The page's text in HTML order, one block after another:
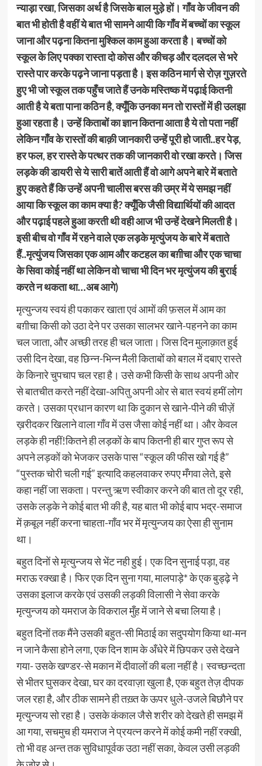
न्याड़ा रखा, जिसका अर्थ है जिसके बाल मुड़े हों। गाँव के जीवन की
बात भी होती है वहीं ये बात भी सामने आयी कि गाँव में बच्चों का स्कूल
जाना और पढ़ना कितना मुश्किल काम हुआ करता है। बच्चों को
स्कूल के लिए पक्का रास्ता दो कोस और कीचड़ और दलदल से भरे
रास्ते पार करके पढ़ने जाना पड़ता है। इस कठिन मार्ग से रोज़ गुज़रते
हुए भी जो स्कूल तक पहुँच जाते हैं उनके मस्तिष्क में पढ़ाई कितनी
आती है ये बता पाना कठिन है, क्यूँकि उनका मन तो रास्तों में ही उलझा
हुआ रहता है। उन्हें किताबों का ज्ञान कितना आता है ये तो पता नहीं
लेकिन गाँव के रास्तों की बाक़ी जानकारी उन्हें पूरी हो जाती..हर पेड़,
हर फल, हर रास्ते के पत्थर तक की जानकारी वो रखा करते। जिस
लड़के की डायरी से ये सारी बातें आती हैं वो आगे अपने बारे में बताते
हुए कहते हैं कि उन्हें अपनी चालीस बरस की उम्र में ये समझ नहीं
आया कि स्कूल का काम क्या है? क्यूँकि जैसी विद्यार्थियों की आदत
और पढ़ाई पहले हुआ करती थी वही आज भी उन्हें देखने मिलती है।
इसी बीच वो गाँव में रहने वाले एक लड़के मृत्युंजय के बारे में बताते
हैं..मृत्युंजय जिसका एक आम और कटहल का बग़ीचा और एक चाचा
के सिवा कोई नहीं था लेकिन वो चाचा भी दिन भर मृत्युंजय की बुराई
करते न थकता था…अब आगे)
मृत्युन्जय स्वयं ही पकाकर खाता एवं आमों की फ़सल में आम का
बग़ीचा किसी को उठा देने पर उसका सालभर खाने-पहनने का काम
चल जाता, और अच्छी तरह ही चल जाता। जिस दिन मुलाक़ात हुई
उसी दिन देखा, वह छिन्न-भिन्न मैली किताबों को बग़ल में दबाए रास्ते
के किनारे चुपचाप चल रहा है। उसे कभी किसी के साथ अपनी ओर
से बातचीत करते नहीं देखा-अपितु अपनी ओर से बात स्वयं हमीं लोग
करते। उसका प्रधान कारण था कि दुकान से खाने-पीने की चीज़ें
ख़रीदकर खिलाने वाला गाँव में उस जैसा कोई नहीं था। और केवल
लड़के ही नहीं!कितने ही लड़कों के बाप कितनी ही बार गुप्त रूप से
अपने लड़कों को भेजकर उसके पास “स्कूल की फीस खो गई है”
“पुस्तक चोरी चली गई” इत्यादि कहलवाकर रुपए मँगवा लेते, इसे
कहा नहीं जा सकता। परन्तु ऋण स्वीकार करने की बात तो दूर रही,
उसके लड़के ने कोई बात भी की है, यह बात भी कोई बाप भद्र-समाज
में क़बूल नहीं करना चाहता-गाँव भर में मृत्युन्जय का ऐसा ही सुनाम
था।
बहुत दिनों से मृत्युन्जय से भेंट नही हुई। एक दिन सुनाई पड़ा, वह
मराऊ रक्खा है। फिर एक दिन सुना गया, मालपाड़े* के एक बुड्ढ़े ने
उसका इलाज करके एवं उसकी लड़की विलासी ने सेवा करके
मृत्युन्जय को यमराज के विकराल मुँह में जाने से बचा लिया है।
बहुत दिनों तक मैंने उसकी बहुत-सी मिठाई का सदुपयोग किया था-मन
न जाने कैसा होने लगा, एक दिन शाम के अँधेरे में छिपकर उसे देखने
गया- उसके खण्डर-से मकान में दीवालों की बला नहीं है। स्वच्छन्दता
से भीतर घुसकर देखा, घर का दरवाज़ा खुला है, एक बहुत तेज़ दीपक
जल रहा है, और ठीक सामने ही तख़्त के ऊपर धुले-उजले बिछौने पर
मृत्युन्जय सो रहा है। उसके कंकाल जैसे शरीर को देखते ही समझ में
आ गया, सचमुच ही यमराज ने प्रयत्न करने में कोई कमी नहीं रक्खी,
तो भी वह अन्त तक सुविधापूर्वक उठा नहीं सका, केवल उसी लड़की